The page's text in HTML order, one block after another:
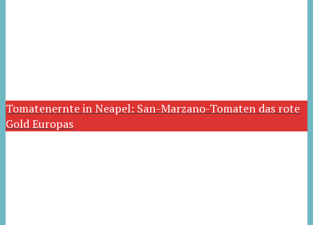
Tomatenernte in Neapel: San-Marzano-Tomaten das rote
Gold Europas